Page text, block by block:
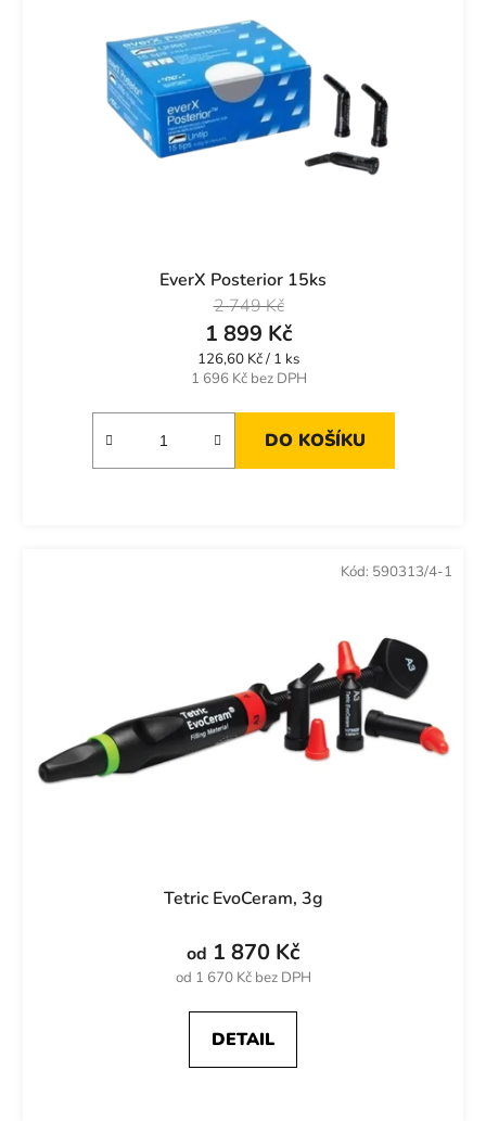
EverX Posterior 15ks
1 696 Kč bez DPH
1 899 Kč
2 749 Kč
Měrná
cena:
126,60 Kč / 1 ks
DO KOŠÍKU
Tetric EvoCeram, 3g
od 1 670 Kč bez DPH
od 1 870 Kč
DETAIL
Kód: 590313/4-1